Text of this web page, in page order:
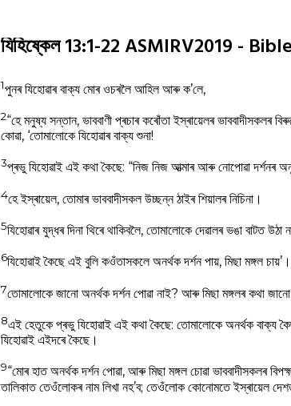
যিহিষ্কেল 13:1-22 ASMIRV2019 -
1পুনৰ যিহোৱাৰ বাক্য মোৰ ওচৰলৈ আহিল আৰু ক’লে,
2“হে মনুষ্য সন্তান, ভাববাণী প্ৰচাৰ কৰোঁতা ইস্ৰায়েলৰ ভাববাদীসকলৰ
কোৱা, ‘তোমালোকে যিহোৱাৰ বাক্য শুনা!
3প্ৰভু যিহোৱাই এই কথা কৈছে: “নিজ নিজ আত্মাৰ আৰু নোপোৱা দৰ্শনৰ
4হে ইস্ৰায়েল, তোমাৰ ভাববাদীসকল উচ্ছন্ন ঠাইৰ শিয়ালৰ নিচিনা।
5যিহোৱাৰ যুদ্ধৰ দিনা থিৰে থাকিবলৈ, তোমালোকে দেৱালৰ ভঙা বাটত উঠা
6যিহোৱাই কৈছে এই বুলি কওঁতাসকলে অনৰ্থক দৰ্শন পায়, মিছা মঙ্গল
7তোমালোকে জানো অনৰ্থক দৰ্শন পোৱা নাই? আৰু মিছা মঙ্গলৰ কথা
8এই হেতুকে প্ৰভু যিহোৱাই এই কথা কৈছে: তোমালোকে অনৰ্থক বাক্য
যিহোৱাই এইদৰে কৈছে।
9“মোৰ হাত অনৰ্থক দৰ্শন পোৱা, আৰু মিছা মঙ্গল চোৱা ভাববাদীসকলৰ
তালিকাত তেওঁলোকৰ নাম লিখা নহ’ব; তেওঁলোক কোনোমতে ইস্ৰায়েল